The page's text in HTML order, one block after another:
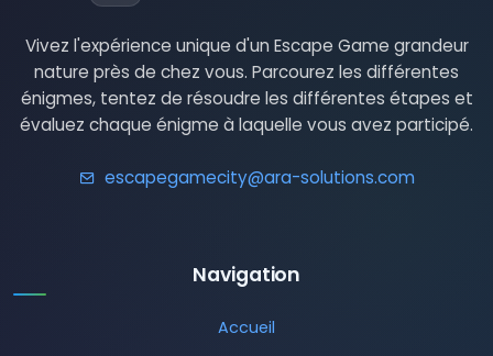
Vivez l'expérience unique d'un Escape Game grandeur
nature près de chez vous. Parcourez les différentes
énigmes, tentez de résoudre les différentes étapes et
évaluez chaque énigme à laquelle vous avez participé.
escapegamecity@ara-solutions.com
Navigation
Accueil